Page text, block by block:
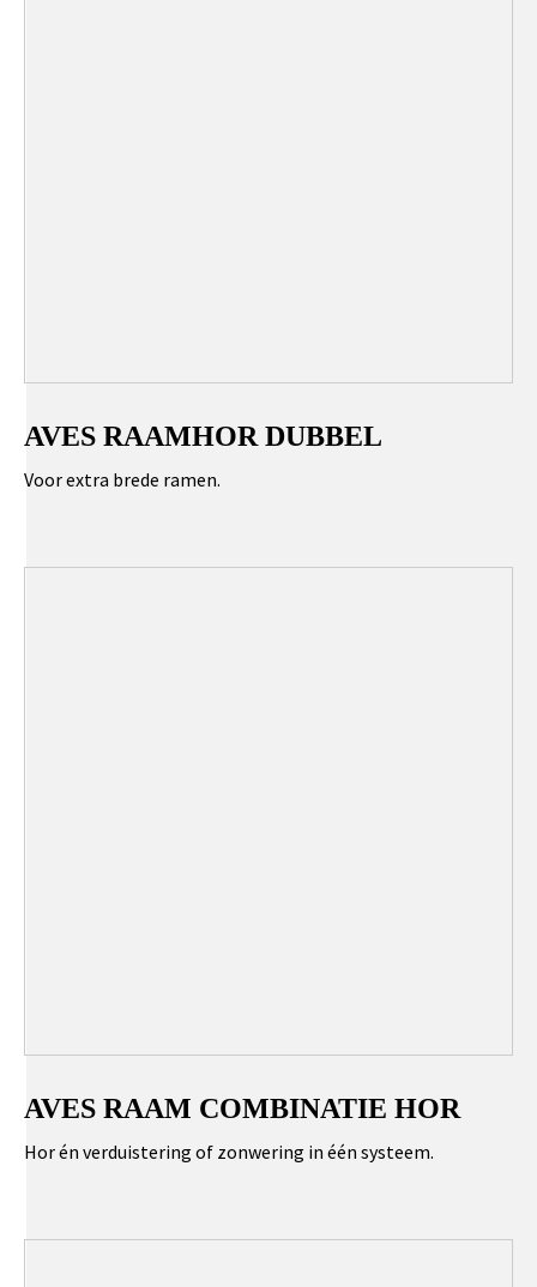
AVES RAAMHOR DUBBEL
Voor extra brede ramen.
AVES RAAM COMBINATIE HOR
Hor én verduistering of zonwering in één systeem.